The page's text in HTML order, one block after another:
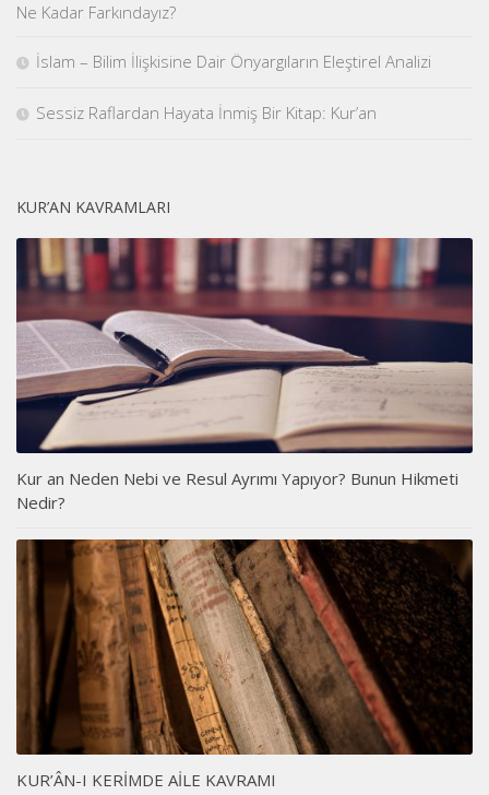
Ne Kadar Farkındayız?
İslam – Bilim İlişkisine Dair Önyargıların Eleştirel Analizi
Sessiz Raflardan Hayata İnmiş Bir Kitap: Kur’an
KUR’AN KAVRAMLARI
Kur an Neden Nebi ve Resul Ayrımı Yapıyor? Bunun Hikmeti
Nedir?
KUR’ÂN-I KERİMDE AİLE KAVRAMI